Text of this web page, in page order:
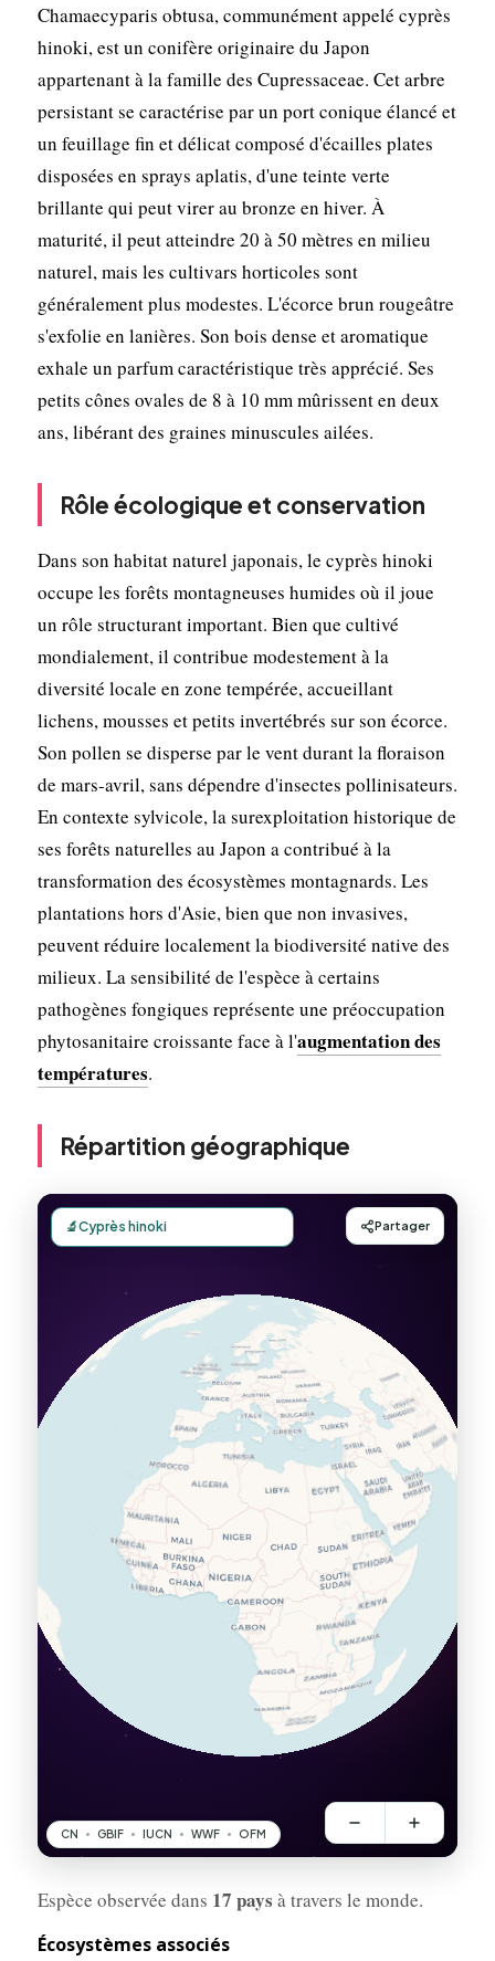
Chamaecyparis obtusa, communément appelé cyprès
hinoki, est un conifère originaire du Japon
appartenant à la famille des Cupressaceae. Cet arbre
persistant se caractérise par un port conique élancé et
un feuillage fin et délicat composé d'écailles plates
disposées en sprays aplatis, d'une teinte verte
brillante qui peut virer au bronze en hiver. À
maturité, il peut atteindre 20 à 50 mètres en milieu
naturel, mais les cultivars horticoles sont
généralement plus modestes. L'écorce brun rougeâtre
s'exfolie en lanières. Son bois dense et aromatique
exhale un parfum caractéristique très apprécié. Ses
petits cônes ovales de 8 à 10 mm mûrissent en deux
ans, libérant des graines minuscules ailées.
Rôle écologique et conservation
Dans son habitat naturel japonais, le cyprès hinoki
occupe les forêts montagneuses humides où il joue
un rôle structurant important. Bien que cultivé
mondialement, il contribue modestement à la
diversité locale en zone tempérée, accueillant
lichens, mousses et petits invertébrés sur son écorce.
Son pollen se disperse par le vent durant la floraison
de mars-avril, sans dépendre d'insectes pollinisateurs.
En contexte sylvicole, la surexploitation historique de
ses forêts naturelles au Japon a contribué à la
transformation des écosystèmes montagnards. Les
plantations hors d'Asie, bien que non invasives,
peuvent réduire localement la biodiversité native des
milieux. La sensibilité de l'espèce à certains
pathogènes fongiques représente une préoccupation
phytosanitaire croissante face à l'augmentation des
températures.
Répartition géographique
Espèce observée dans 17 pays à travers le monde.
Écosystèmes associés